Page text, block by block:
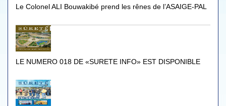
Le Colonel ALI Bouwakibé prend les rênes de l’ASAIGE-PAL
LE NUMERO 018 DE «SURETE INFO» EST DISPONIBLE